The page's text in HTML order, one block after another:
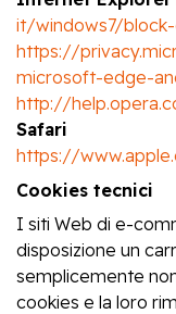
it/windows7/
https://
microsoft-edge-
http://
Safari
https://
Cookies tecnici
I siti Web di e-
disposizione un
semplicemente
cookies e la loro